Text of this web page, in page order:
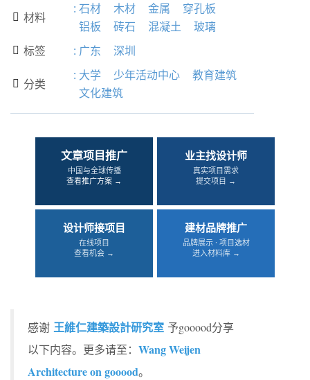
 材料
: 石材 木材 金属
穿孔板
铝板
砖石 混凝土 玻璃
 标签 : 广东 深圳
 分类
: 大学 少年活动中心
教育建筑
文化建筑
文章项目推广
中国与全球传播
查看推广方案 →
业主找设计师
真实项目需求
提交项目 →
设计师接项目
在线项目
查看机会 →
建材品牌推广
品牌展示 · 项目选材
进入材料库 →
感谢 王維仁建築設計研究室 予gooood分享
以下内容。更多请至： Wang Weijen
Architecture on gooood。